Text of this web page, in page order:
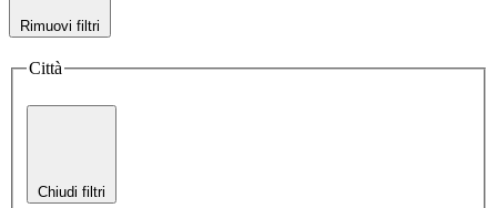
Rimuovi filtri
Città
Chiudi filtri